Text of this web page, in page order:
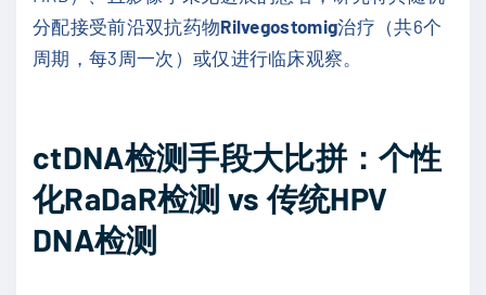
分配接受前沿双抗药物Rilvegostomig治疗（共6个
周期，每3周一次）或仅进行临床观察。
ctDNA检测手段大比拼：个性
化RaDaR检测 vs 传统HPV
DNA检测